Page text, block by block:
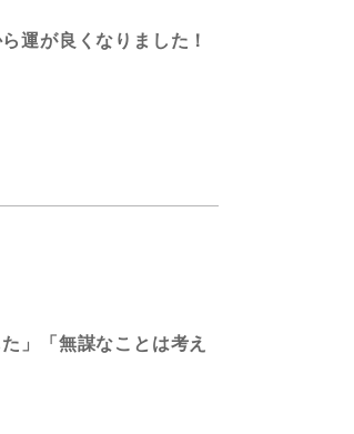
運が良くなりました！
」「無謀なことは考え